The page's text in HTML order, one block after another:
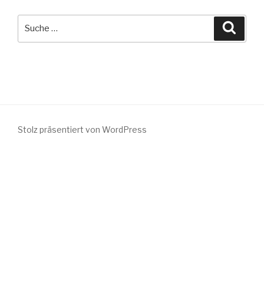
Stolz präsentiert von WordPress